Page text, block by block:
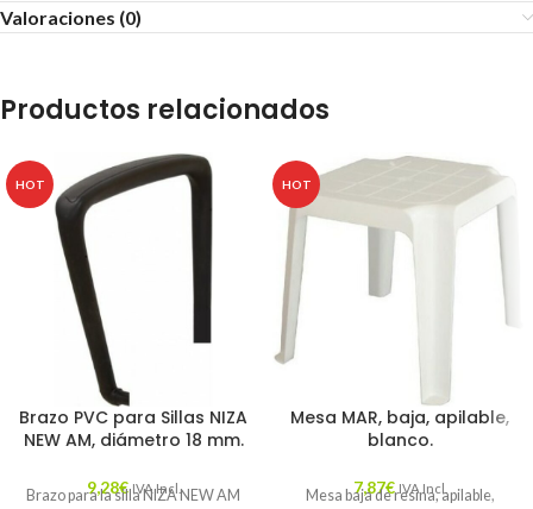
Valoraciones (0)
Productos relacionados
HOT
Brazo PVC para Sillas NIZA
NEW AM, diámetro 18 mm.
9,28€ IVA Incl.
Brazo para la silla NIZA NEW AM
HOT
Mesa MAR, baja, apilable,
blanco.
7,87€ IVA Incl.
Mesa baja de resina, apilable,